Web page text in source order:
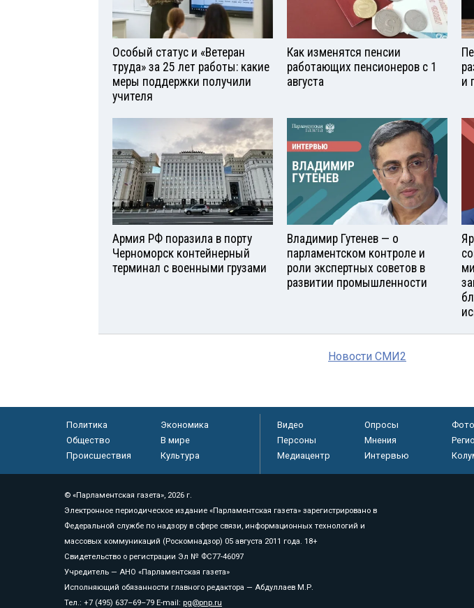
Особый статус и «Ветеран
труда» за 25 лет работы: какие
меры поддержки получили
учителя
Как изменятся пенсии
работающих пенсионеров с 1
августа
и
Армия РФ поразила в порту
Черноморск контейнерный
терминал с военными грузами
Владимир Гутенев — о
парламентском контроле и
роли экспертных советов в
развитии промышленности
Новости СМИ2
Политика
Экономика
Общество
В мире
Происшествия
Культура
Видео Опросы
Фото
Персоны
Мнения
Медиацентр
Интервью
© «Парламентская газета», 2026 г.
Электронное периодическое издание «Парламентская газета» зарегистрировано в
Федеральной службе по надзору в сфере связи, информационных технологий и
массовых коммуникаций (Роскомнадзор) 05 августа 2011 года. 18+
Свидетельство о регистрации Эл № ФС77-46097
Учредитель — АНО «Парламентская газета»
Исполняющий обязанности главного редактора — Абдуллаев М.Р.
Тел.: +7 (495) 637–69–79 E-mail: pg@pnp.ru